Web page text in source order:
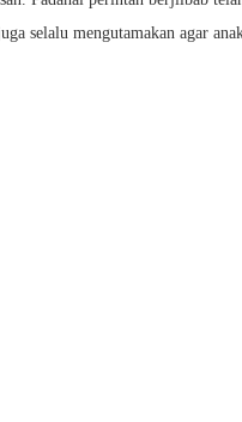
selalu mengutamakan agar